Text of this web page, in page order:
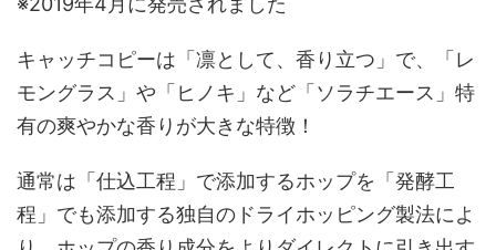
キャッチコピーは「凛として、香り立つ」で、「レ
モングラス」や「ヒノキ」など「ソラチエース」特
有の爽やかな香りが大きな特徴！
通常は「仕込工程」で添加するホップを「発酵工
程」でも添加する独自のドライホッピング製法によ